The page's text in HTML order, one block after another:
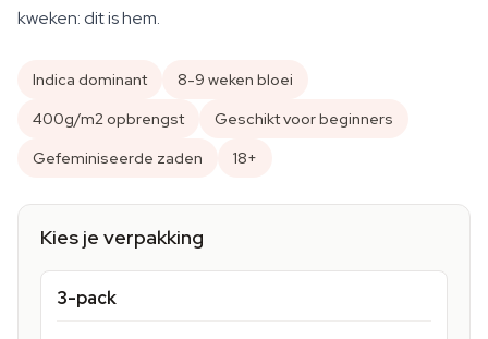
kweken: dit is hem.
Indica dominant
8-9 weken bloei
400g/m2 opbrengst
Geschikt voor beginners
Gefeminiseerde zaden
18+
Kies je verpakking
3-pack